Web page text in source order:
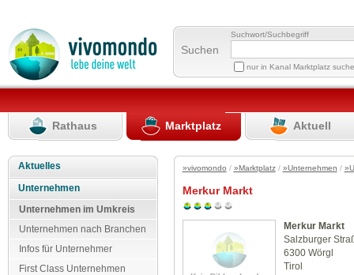
Suchen
Suchwort/Suchbegriff
nur in Kanal Marktplatz
Rathaus Marktplatz Aktuell
Aktuelles
Unternehmen
Unternehmen im Umkreis
Unternehmen nach Branchen
Infos für Unternehmer
First Class Unternehmen
»vivomondo / »Marktplatz/ »Unternehmen /
Merkur Markt
Merkur Markt
Salzburger
6300 Wörgl
Tirol